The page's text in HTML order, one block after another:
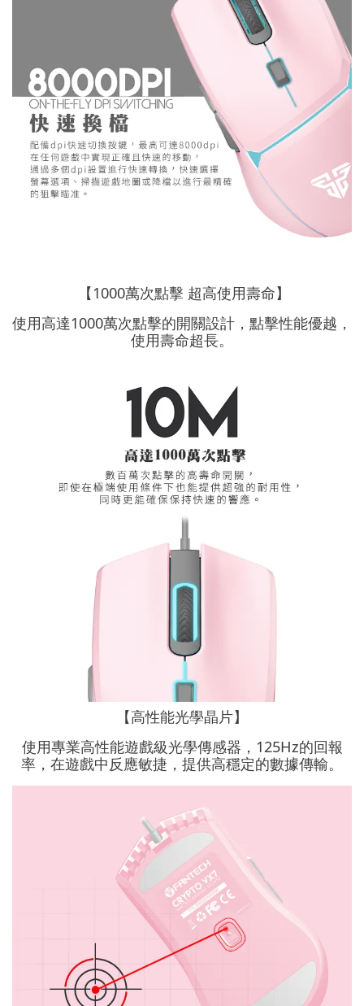
【1000萬次點擊 超高使用壽命】
使用高達1000萬次點擊的開關設計，點擊性能優越，
使用壽命超長。
【高性能光學晶片】
使用專業高性能遊戲級光學傳感器，125Hz的回報
率，在遊戲中反應敏捷，提供高穩定的數據傳輸。